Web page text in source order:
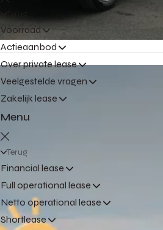
Voorraad
Actieaanbod
Over private lease
Veelgestelde vragen
Zakelijk lease
Menu
Terug
Financial lease
Full operational lease
Netto operational lease
Shortlease